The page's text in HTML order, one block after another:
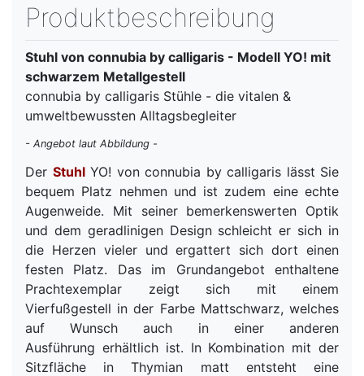
Produktbeschreibung
Stuhl von connubia by calligaris - Modell YO! mit
schwarzem Metallgestell
connubia by calligaris Stühle - die vitalen &
umweltbewussten Alltagsbegleiter
- Angebot laut Abbildung -
Der StuhlYO! von connubia by calligaris lässt Sie
bequem Platz nehmen und ist zudem eine echte
Augenweide. Mit seiner bemerkenswerten Optik
und dem geradlinigen Design schleicht er sich in
die Herzen vieler und ergattert sich dort einen
festen Platz. Das im Grundangebot enthaltene
Prachtexemplar zeigt sich mit einem
Vierfußgestell in der Farbe Mattschwarz, welches
auf Wunsch auch in einer anderen
Ausführung erhältlich ist. In Kombination mit der
Sitzfläche in Thymian matt entsteht eine